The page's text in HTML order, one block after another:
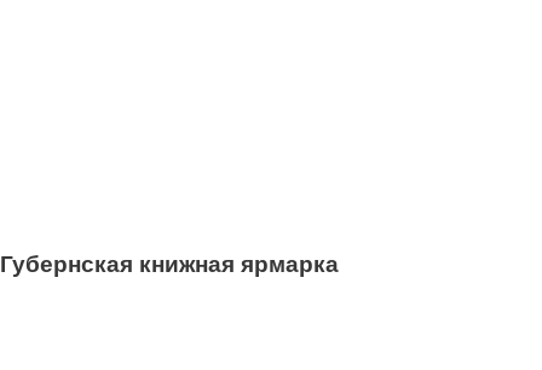
Губернская книжная ярмарка